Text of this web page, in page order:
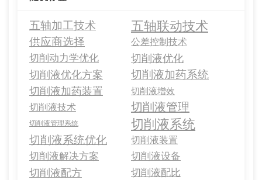
五轴加工技术 五轴联动技术
供应商选择 公差控制技术
切削动力学优化
切削液优化
切削液优化方案
切削液加药系统
切削液加药装置 切削液增效
切削液技术 切削液管理
切削液管理系统 切削液系统
切削液系统优化 切削液装置
切削液解决方案 切削液设备
切削液配方 切削液配比